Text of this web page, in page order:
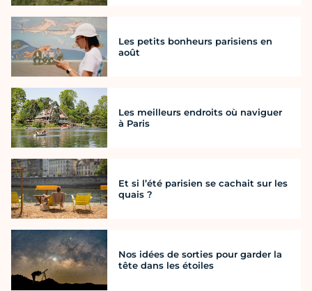
Les petits bonheurs parisiens en
août
Les meilleurs endroits où naviguer
à Paris
Et si l’été parisien se cachait sur les
quais ?
Nos idées de sorties pour garder la
tête dans les étoiles